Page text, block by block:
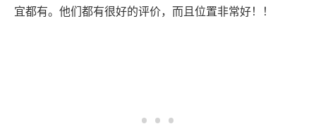
宜都有。他们都有很好的评价，而且位置非常好！！